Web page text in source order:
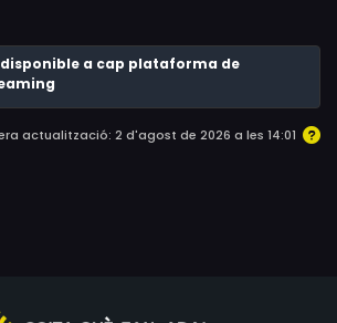
disponible a cap plataforma de
actualització: 2 d'agost de 2026 a les 14:01